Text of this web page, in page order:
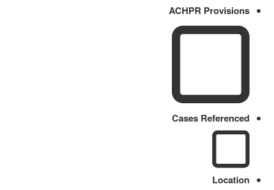
ACHPR Provisions
Cases Referenced
Location